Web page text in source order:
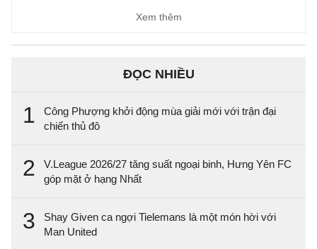
Xem thêm
ĐỌC NHIỀU
1
Công Phượng khởi động mùa giải mới với trận đại
chiến thủ đô
2
V.League 2026/27 tăng suất ngoại binh, Hưng Yên FC
góp mặt ở hạng Nhất
3
Shay Given ca ngợi Tielemans là một món hời với
Man United